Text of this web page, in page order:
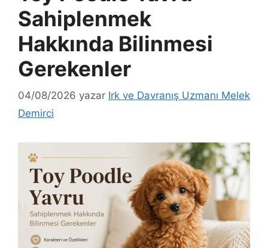
Sahiplenmek
Hakkında Bilinmesi
Gerekenler
04/08/2026 yazar Irk ve Davranış Uzmanı Melek
Demirci